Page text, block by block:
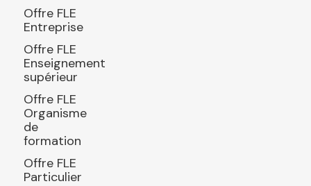
Offre FLE
Entreprise
Offre FLE
Enseignement
supérieur
Offre FLE
Organisme
de
formation
Offre FLE
Particulier